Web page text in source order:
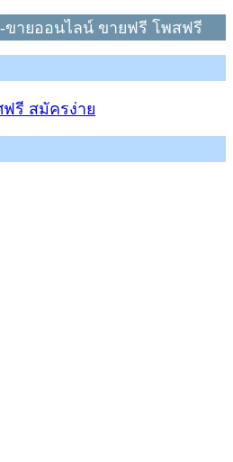
ายออนไลน์ ขายฟรี โพสฟรี
ฟรี สมัครง่าย